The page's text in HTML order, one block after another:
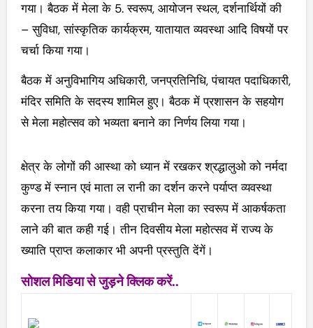
गया। बैठक में मेला के 5. स्वरूप, आयोजन स्थल, दर्शनार्थियों की
– सुविधा, सांस्कृतिक कार्यक्रम, यातायात व्यवस्था आदि विषयों पर
चर्चा किया गया।
बैठक में अनुविभागिय अधिकारी, जनप्रतिनिधि, पंचायत पदाधिकारी,
मंदिर समिति के सदस्य शामिल हुए। बैठक में प्रशासन के सहयोग
से मेला महोत्सव को भव्यता बनाने का निर्णय लिया गया।
क्षेत्र के लोगों की आस्था को ध्यान में रखकर श्रद्धालुओ को नर्मदा
कुण्ड में स्नान एवं माता ल रानी का दर्शन करने पर्याप्त व्यवस्था
करना तय किया गया। वही प्राचीन मेला का स्वरूप में आकर्षकता
लाने की बात कही गई। तीन दिवसीय मेला महोत्सव में राज्य के
ख्याति प्राप्त कलाकार भी अपनी प्रस्तुति देंगें।
सोशल मिडिया से जुड़ने क्लिक करें..